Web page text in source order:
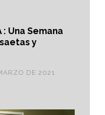
: Una Semana
y
DE 2021